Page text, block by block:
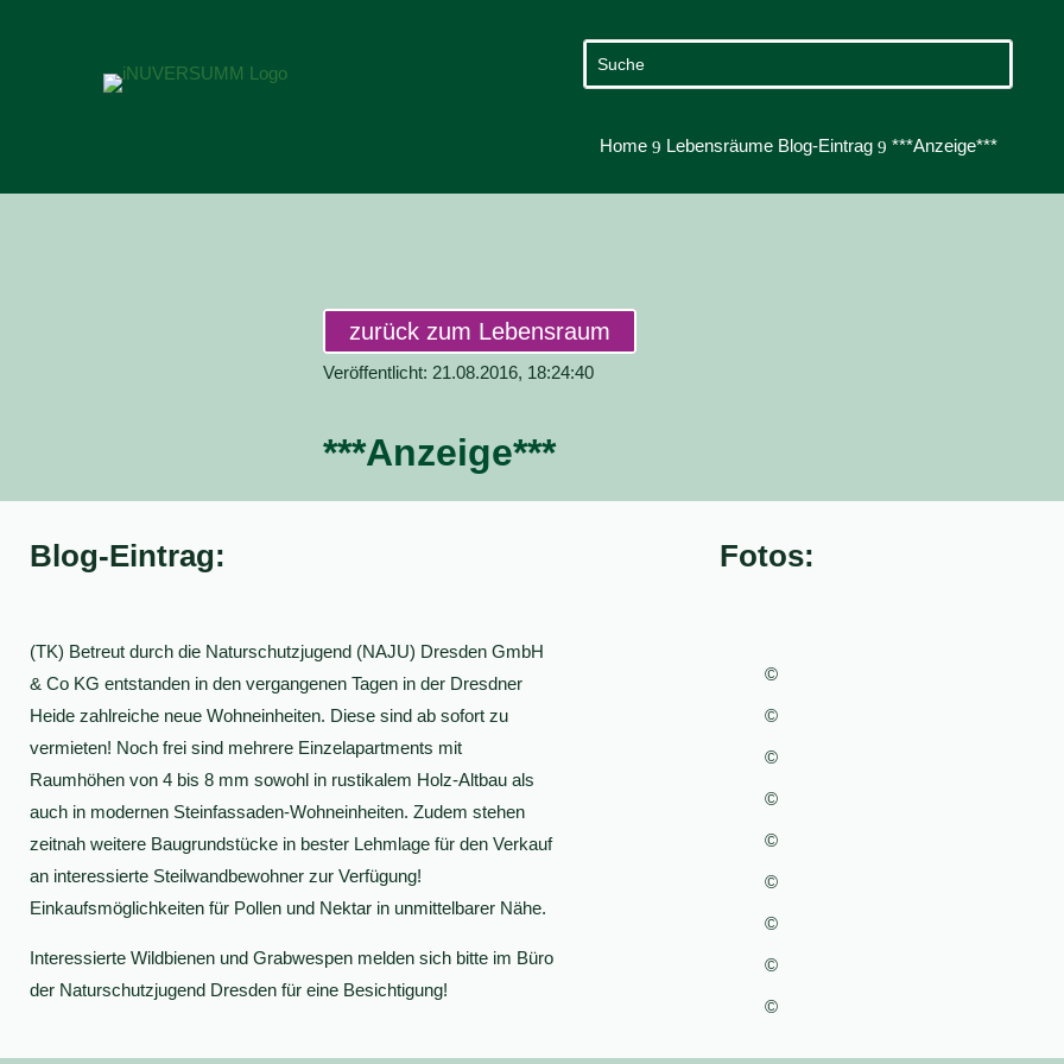
Home 9 Lebensräume Blog-Eintrag 9 ***Anzeige***
zurück zum Lebensraum
Veröffentlicht: 21.08.2016, 18:24:40
***Anzeige***
Blog-Eintrag:
(TK) Betreut durch die Naturschutzjugend (NAJU) Dresden GmbH
& Co KG entstanden in den vergangenen Tagen in der Dresdner
Heide zahlreiche neue Wohneinheiten. Diese sind ab sofort zu
vermieten! Noch frei sind mehrere Einzelapartments mit
Raumhöhen von 4 bis 8 mm sowohl in rustikalem Holz-Altbau als
auch in modernen Steinfassaden-Wohneinheiten. Zudem stehen
zeitnah weitere Baugrundstücke in bester Lehmlage für den Verkauf
an interessierte Steilwandbewohner zur Verfügung!
Einkaufsmöglichkeiten für Pollen und Nektar in unmittelbarer Nähe.
Interessierte Wildbienen und Grabwespen melden sich bitte im Büro
der Naturschutzjugend Dresden für eine Besichtigung!
Fotos:
©
©
©
©
©
©
©
©
©